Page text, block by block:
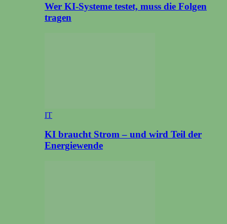
Wer KI-Systeme testet, muss die Folgen
tragen
IT
KI braucht Strom – und wird Teil der
Energiewende